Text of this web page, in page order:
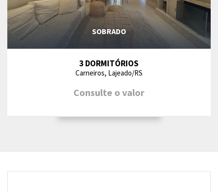
SOBRADO
3 DORMITÓRIOS
Carneiros, Lajeado/RS
Consulte o valor